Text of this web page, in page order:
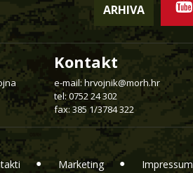
ARHIVA
Kontakt
e-mail: hrvojnik@morh.hr
tel: 0752 24 302
fax: 385 1/3784 322
Marketing Impressum